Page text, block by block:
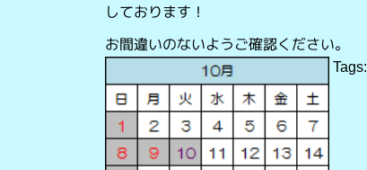
しております！
お間違いのないようご確認ください。
Tags: